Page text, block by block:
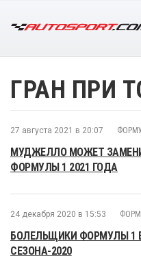
ГРАН ПРИ
27 августа 2021 в 20:07
МУДЖЕЛЛО МОЖЕТ
ФОРМУЛЫ 1 2021 ГОДА
24 декабря 2020 в 15:53
БОЛЕЛЬЩИКИ ФОРМУЛЫ 1
СЕЗОНА-2020